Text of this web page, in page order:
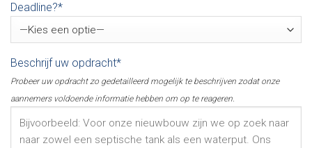
Deadline?*
Beschrijf uw opdracht*
Probeer uw opdracht zo gedetailleerd mogelijk te beschrijven zodat onze
aannemers voldoende informatie hebben om op te reageren.